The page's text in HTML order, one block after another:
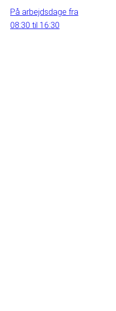
På arbejdsdage fra
08:30 til 16:30